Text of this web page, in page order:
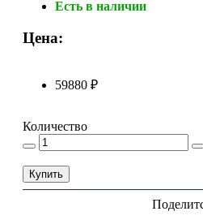
Есть в наличии
Цена:
59880 ₽
Количество
Купить